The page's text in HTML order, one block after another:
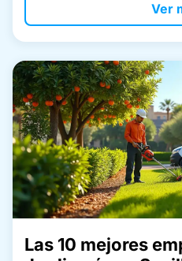
Ver
Las 10 mejores